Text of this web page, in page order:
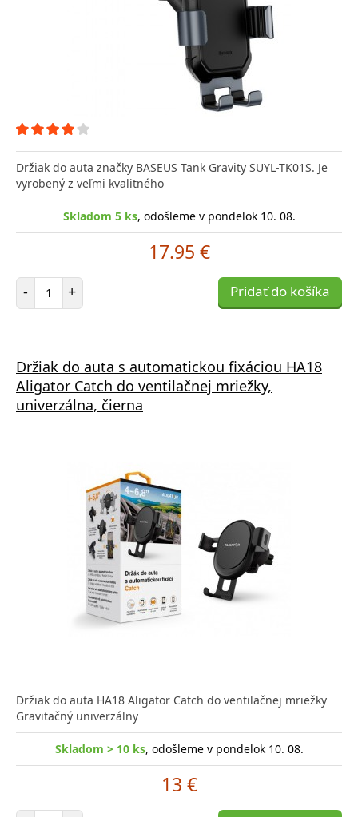
Držiak do auta značky BASEUS Tank Gravity SUYL-TK01S. Je
vyrobený z veľmi kvalitného
Skladom 5 ks, odošleme v pondelok 10. 08.
17.95 €
- Počet položiek
+ Pridať do košíka
Držiak do auta s automatickou fixáciou HA18
Aligator Catch do ventilačnej mriežky,
univerzálna, čierna
Držiak do auta HA18 Aligator Catch do ventilačnej mriežky
Gravitačný univerzálny
Skladom > 10 ks, odošleme v pondelok 10. 08.
13 €